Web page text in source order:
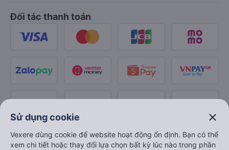
Đối tác thanh toán
Sử dụng cookie close
Vexere dùng cookie để website hoạt động ổn định. Bạn có thể
xem chi tiết hoặc thay đổi lựa chọn bất kỳ lúc nào trong phần